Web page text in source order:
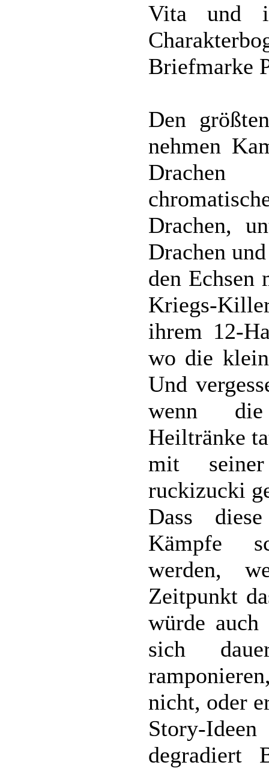
Vita und
Briefmarke
Den
nehmen
Drachen
Drachen,
Drachen
den Echsen
Kriegs-
ihrem 12-
wo die
Und
wenn die
Heiltränke
mit
ruckizucki
Dass
Kämpfe
werden,
Zeitpunkt
würde
sich
nicht, oder
Story-
degradiert